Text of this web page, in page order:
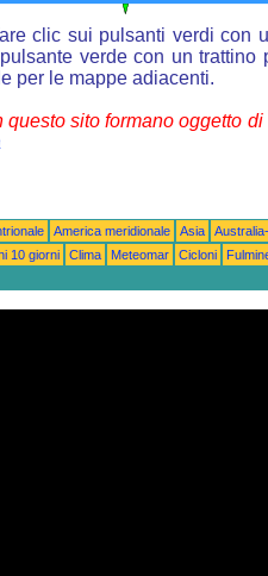
clic sui pulsanti verdi con
verde con un trattino
per le mappe adiacenti.
questo sito formano oggetto
America meridionale Asia
10 giorni Clima Meteomar Cicloni